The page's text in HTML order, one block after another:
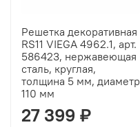
Решетка декоративная
RS11 VIEGA 4962.1, арт.
586423, нержавеющая
сталь, круглая,
толщина 5 мм, диаметр
110 мм
27 399 ₽